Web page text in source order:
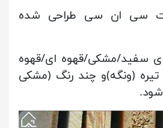
سی ان سی طراحی شده
سفید/مشکی/قهوه ای/قهوه
(ونگه)و چند رنگ (مشکی